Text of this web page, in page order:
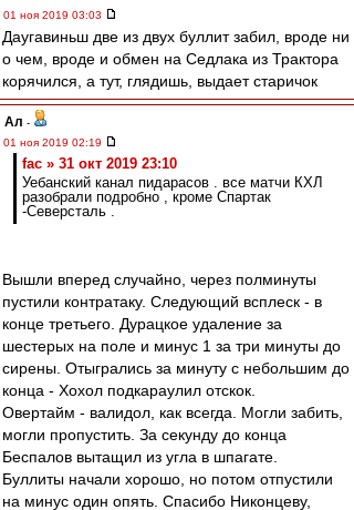
01 ноя 2019 03:03
Даугавиньш две из двух буллит забил, вроде ни
о чем, вроде и обмен на Седлака из Трактора
корячился, а тут, глядишь, выдает старичок
Ал -
01 ноя 2019 02:19
fac » 31 окт 2019 23:10
Уебанский канал пидарасов . все матчи КХЛ
разобрали подробно , кроме Спартак
-Северсталь .
Вышли вперед случайно, через полминуты
пустили контратаку. Следующий всплеск - в
конце третьего. Дурацкое удаление за
шестерых на поле и минус 1 за три минуты до
сирены. Отыгрались за минуту с небольшим до
конца - Хохол подкараулил отскок.
Овертайм - валидол, как всегда. Могли забить,
могли пропустить. За секунду до конца
Беспалов вытащил из угла в шпагате.
Буллиты начали хорошо, но потом отпустили
на минус один опять. Спасибо Никонцеву,